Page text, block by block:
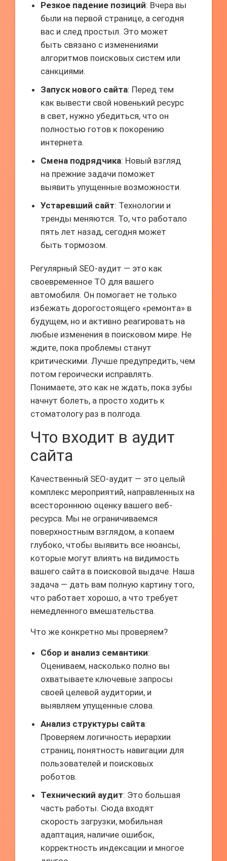
Резкое падение позиций: Вчера вы
были на первой странице, а сегодня
вас и след простыл. Это может
быть связано с изменениями
алгоритмов поисковых систем или
санкциями.
Запуск нового сайта: Перед тем
как вывести свой новенький ресурс
в свет, нужно убедиться, что он
полностью готов к покорению
интернета.
Смена подрядчика: Новый взгляд
на прежние задачи поможет
выявить упущенные возможности.
Устаревший сайт: Технологии и
тренды меняются. То, что работало
пять лет назад, сегодня может
быть тормозом.
Регулярный SEO-аудит — это как
своевременное ТО для вашего
автомобиля. Он помогает не только
избежать дорогостоящего «ремонта» в
будущем, но и активно реагировать на
любые изменения в поисковом мире. Не
ждите, пока проблемы станут
критическими. Лучше предупредить, чем
потом героически исправлять.
Понимаете, это как не ждать, пока зубы
начнут болеть, а просто ходить к
стоматологу раз в полгода.
Что входит в аудит
сайта
Качественный SEO-аудит — это целый
комплекс мероприятий, направленных на
всестороннюю оценку вашего веб-
ресурса. Мы не ограничиваемся
поверхностным взглядом, а копаем
глубоко, чтобы выявить все нюансы,
которые могут влиять на видимость
вашего сайта в поисковой выдаче. Наша
задача — дать вам полную картину того,
что работает хорошо, а что требует
немедленного вмешательства.
Что же конкретно мы проверяем?
Сбор и анализ семантики:
Оцениваем, насколько полно вы
охватываете ключевые запросы
своей целевой аудитории, и
выявляем упущенные слова.
Анализ структуры сайта:
Проверяем логичность иерархии
страниц, понятность навигации для
пользователей и поисковых
роботов.
Технический аудит: Это большая
часть работы. Сюда входят
скорость загрузки, мобильная
адаптация, наличие ошибок,
корректность индексации и многое